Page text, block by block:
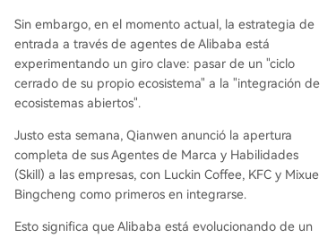
Sin embargo, en el momento actual, la estrategia de
entrada a través de agentes de Alibaba está
experimentando un giro clave: pasar de un "ciclo
cerrado de su propio ecosistema" a la "integración de
ecosistemas abiertos".
Justo esta semana, Qianwen anunció la apertura
completa de sus Agentes de Marca y Habilidades
(Skill) a las empresas, con Luckin Coffee, KFC y Mixue
Bingcheng como primeros en integrarse.
Esto significa que Alibaba está evolucionando de un